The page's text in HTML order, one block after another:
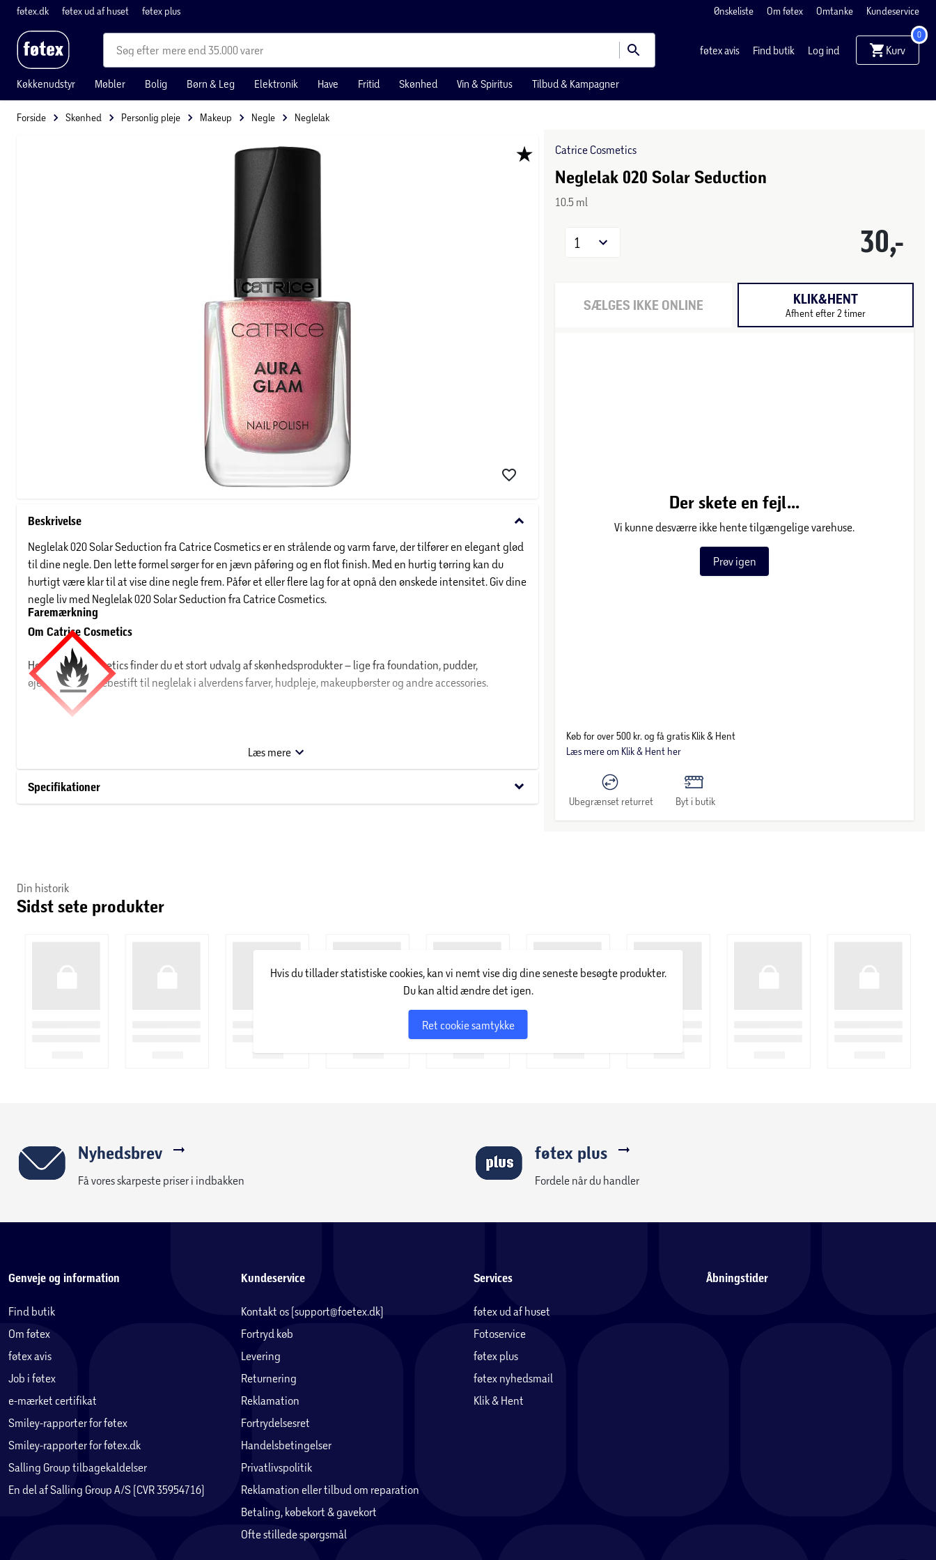
føtex.dk føtex ud af huset føtex plus Ønskeliste Om føtex Omtanke Kundeservice
mere end 35.000 varer føtex avis Find butik Log ind Kurv
0
Køkkenudstyr Møbler Bolig Børn & Leg Elektronik Have Fritid Skønhed Vin & Spiritus Tilbud & Kampagner
Forside Skønhed Personlig pleje Makeup Negle Neglelak
Beskrivelse keyboard_arrow_down
Neglelak 020 Solar Seduction fra Catrice Cosmetics er en strålende og varm farve, der tilfører en elegant glød
til dine negle. Den lette formel sørger for en jævn påføring og en flot finish. Med en hurtig tørring kan du
hurtigt være klar til at vise dine negle frem. Påfør et eller flere lag for at opnå den ønskede intensitet. Giv dine
negle liv med Neglelak 020 Solar Seduction fra Catrice Cosmetics.
Om Catrice Cosmetics
Hos Catrice Cosmetics finder du et stort udvalg af skønhedsprodukter – lige fra foundation, pudder,
øjenskygge og læbestift til neglelak i alverdens farver, hudpleje, makeupbørster og andre accessories.
Faremærkning
Læs mere
Specifikationer keyboard_arrow_down
Catrice Cosmetics
Neglelak 020 Solar Seduction
10.5 ml
30,-
1
SÆLGES IKKE ONLINE KLIK&HENT
Afhent efter 2 timer
Der skete en fejl...
Vi kunne desværre ikke hente tilgængelige varehuse.
Prøv igen
Køb for over 500 kr. og få gratis Klik & Hent
Læs mere om Klik & Hent her
Ubegrænset returret Byt i butik
Din historik
Sidst sete produkter
Hvis du tillader statistiske cookies, kan vi nemt vise dig dine seneste besøgte produkter.
Du kan altid ændre det igen.
Ret cookie samtykke
Nyhedsbrev
Få vores skarpeste priser i indbakken
føtex plus
Fordele når du handler
Genveje og information
Find butik
Om føtex
føtex avis
Job i føtex
e-mærket certifikat
Smiley-rapporter for føtex
Smiley-rapporter for føtex.dk
Salling Group tilbagekaldelser
En del af Salling Group A/S (CVR 35954716)
Kundeservice
Kontakt os (support@foetex.dk)
Fortryd køb
Levering
Returnering
Reklamation
Fortrydelsesret
Handelsbetingelser
Privatlivspolitik
Reklamation eller tilbud om reparation
Betaling, købekort & gavekort
Ofte stillede spørgsmål
Services
føtex ud af huset
Fotoservice
føtex plus
føtex nyhedsmail
Klik & Hent
Åbningstider